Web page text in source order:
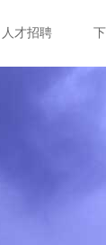
人才招聘